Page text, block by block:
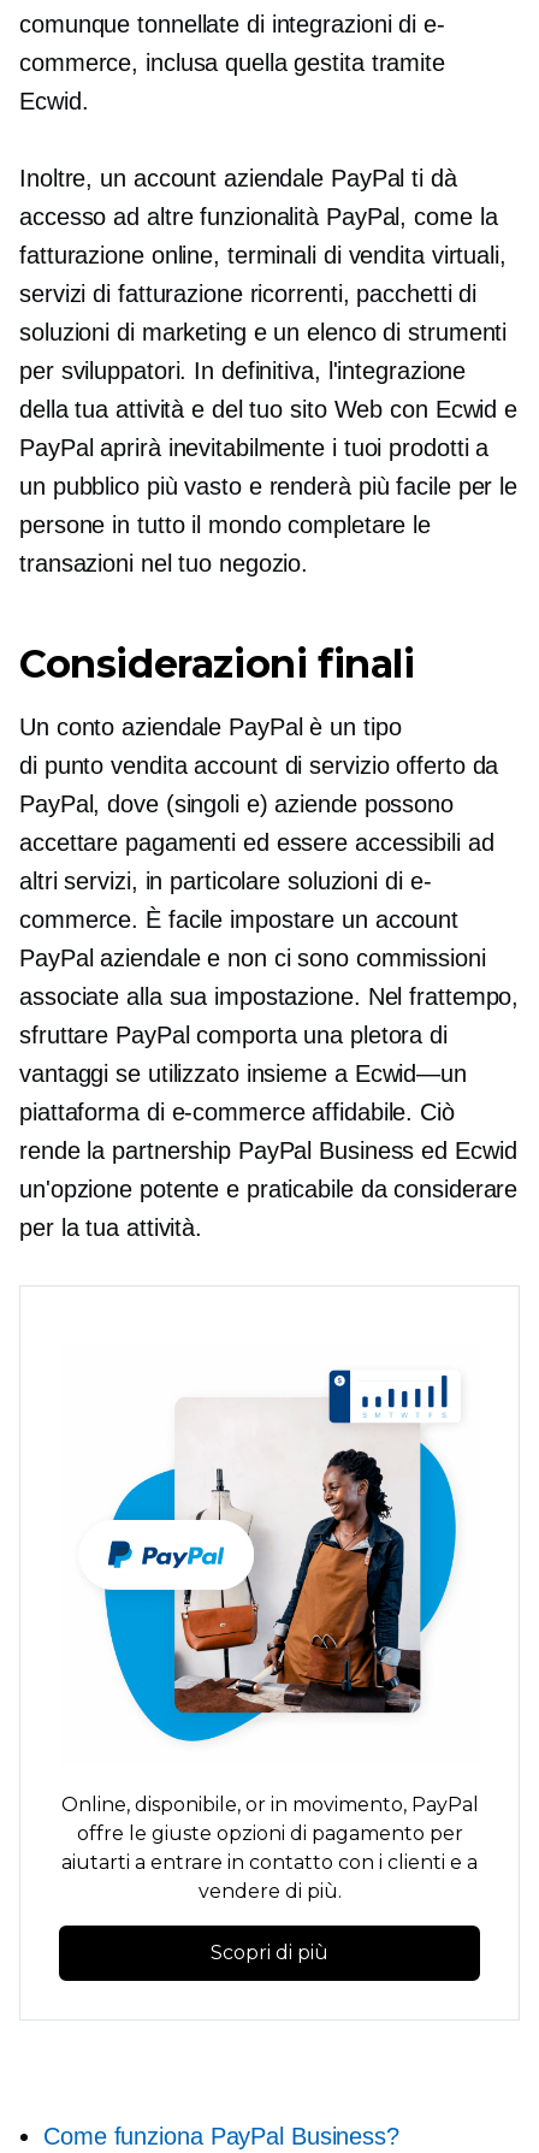
comunque tonnellate di integrazioni di e-
commerce, inclusa quella gestita tramite
Ecwid.
Inoltre, un account aziendale PayPal ti dà
accesso ad altre funzionalità PayPal, come la
fatturazione online, terminali di vendita virtuali,
servizi di fatturazione ricorrenti, pacchetti di
soluzioni di marketing e un elenco di strumenti
per sviluppatori. In definitiva, l'integrazione
della tua attività e del tuo sito Web con Ecwid e
PayPal aprirà inevitabilmente i tuoi prodotti a
un pubblico più vasto e renderà più facile per le
persone in tutto il mondo completare le
transazioni nel tuo negozio.
Considerazioni finali
Un conto aziendale PayPal è un tipo
di punto venditaaccount di servizio offerto da
PayPal, dove (singoli e) aziende possono
accettare pagamenti ed essere accessibili ad
altri servizi, in particolare soluzioni di e-
commerce. È facile impostare un account
PayPal aziendale e non ci sono commissioni
associate alla sua impostazione. Nel frattempo,
sfruttare PayPal comporta una pletora di
vantaggi se utilizzato insieme a Ecwid—un
piattaforma di e-commerce affidabile. Ciò
rende la partnership PayPal Business ed Ecwid
un'opzione potente e praticabile da considerare
per la tua attività.
Online, disponibile,or in movimento,PayPal
offre le giuste opzioni di pagamento per
aiutarti a entrare in contatto con i clienti e a
vendere di più.
Scopri di più
Come funziona PayPal Business?